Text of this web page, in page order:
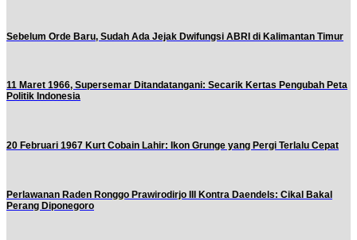
Sebelum Orde Baru, Sudah Ada Jejak Dwifungsi ABRI di Kalimantan Timur
11 Maret 1966, Supersemar Ditandatangani: Secarik Kertas Pengubah Peta
Politik Indonesia
20 Februari 1967 Kurt Cobain Lahir: Ikon Grunge yang Pergi Terlalu Cepat
Perlawanan Raden Ronggo Prawirodirjo III Kontra Daendels: Cikal Bakal
Perang Diponegoro